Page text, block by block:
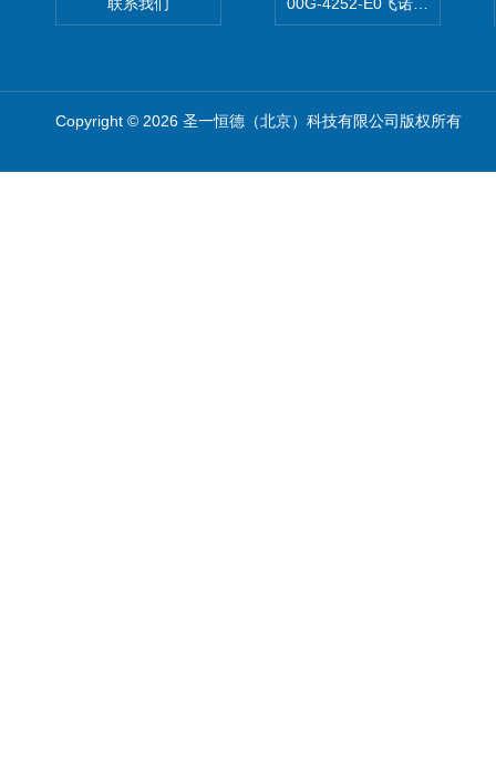
Copyright © 2026 圣一恒德（北京）科技有限公司版权所有